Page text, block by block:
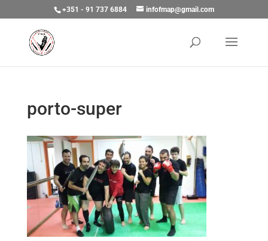
+351 - 91 737 6884 infofmap@gmail.com
porto-super